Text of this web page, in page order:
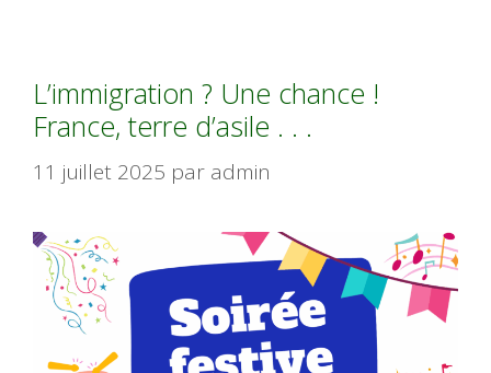
L’immigration ? Une chance !
France, terre d’asile . . .
11 juillet 2025 par admin